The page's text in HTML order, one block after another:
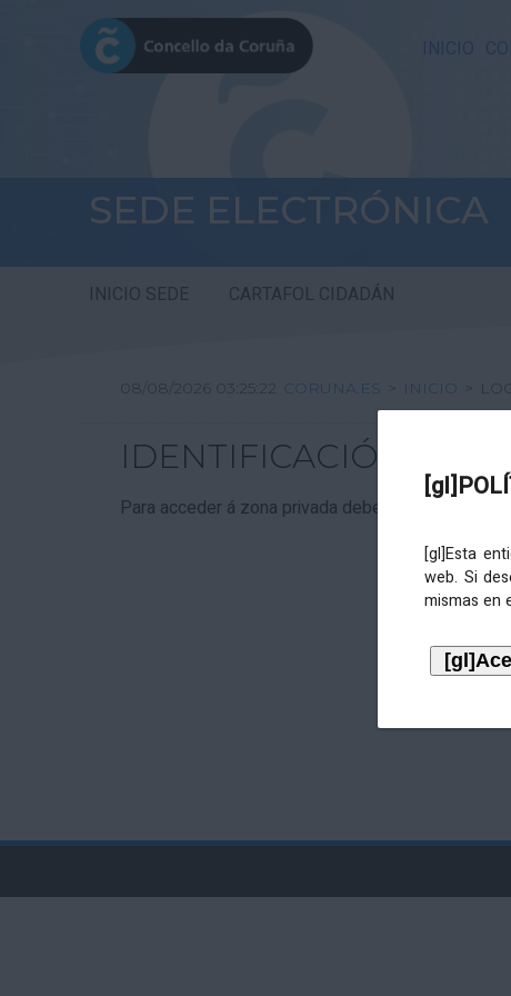
INICIO
SEDE ELECTRÓNICA
INICIO SEDE CARTAFOL CIDADÁN
[gl]Esta
web. Si
mismas en
08/08/2026 03:25:22 CORUNA.ES > INICIO >
IDENTIFICACIÓN
Para acceder á zona privada debe identificarse